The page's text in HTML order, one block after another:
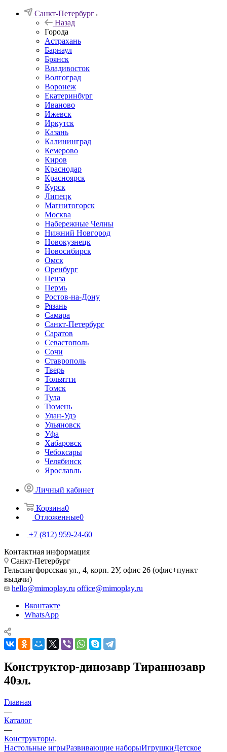
Санкт-Петербург
Назад
Города
Астрахань
Барнаул
Брянск
Владивосток
Волгоград
Воронеж
Екатеринбург
Иваново
Ижевск
Иркутск
Казань
Калининград
Кемерово
Киров
Краснодар
Красноярск
Курск
Липецк
Магнитогорск
Москва
Набережные Челны
Нижний Новгород
Новокузнецк
Новосибирск
Омск
Оренбург
Пенза
Пермь
Ростов-на-Дону
Рязань
Самара
Санкт-Петербург
Саратов
Севастополь
Сочи
Ставрополь
Тверь
Тольятти
Томск
Тула
Тюмень
Улан-Удэ
Ульяновск
Уфа
Хабаровск
Чебоксары
Челябинск
Ярославль
Личный кабинет
Корзина0
Отложенные0
+7 (812) 959-24-60
Контактная информация
Санкт-Петербург
Гельсингфорсская ул., 4, корп. 2У, офис 26 (офис+пункт
выдачи)
hello@mimoplay.ru office@mimoplay.ru
Вконтакте
WhatsApp
Конструктор-динозавр Тираннозавр
40эл.
Главная
—
Каталог
—
Конструкторы
Настольные игрыРазвивающие наборыИгрушкиДетское